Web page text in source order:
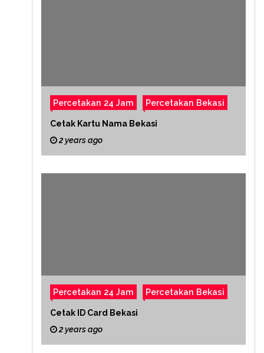
Percetakan 24 Jam Percetakan Bekasi
Cetak Kartu Nama Bekasi
2 years ago
Percetakan 24 Jam Percetakan Bekasi
Cetak ID Card Bekasi
2 years ago